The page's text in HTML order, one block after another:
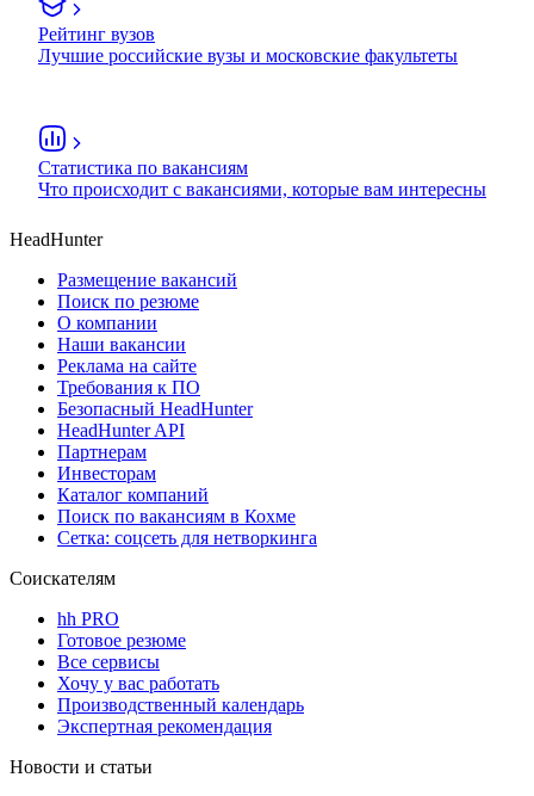
Рейтинг вузов
Лучшие российские вузы и московские факультеты
Статистика по вакансиям
Что происходит с вакансиями, которые вам интересны
HeadHunter
Размещение вакансий
Поиск по резюме
О компании
Наши вакансии
Реклама на сайте
Требования к ПО
Безопасный HeadHunter
HeadHunter API
Партнерам
Инвесторам
Каталог компаний
Поиск по вакансиям в Кохме
Сетка: соцсеть для нетворкинга
Соискателям
hh PRO
Готовое резюме
Все сервисы
Хочу у вас работать
Производственный календарь
Экспертная рекомендация
Новости и статьи